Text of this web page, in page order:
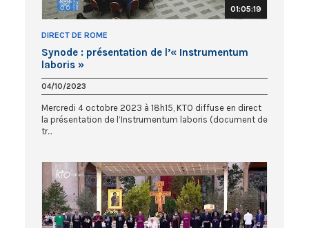
01:05:19
DIRECT DE ROME
Synode : présentation de l’« Instrumentum
laboris »
04/10/2023
Mercredi 4 octobre 2023 à 18h15, KTO diffuse en direct
la présentation de l’Instrumentum laboris (document de
tr...